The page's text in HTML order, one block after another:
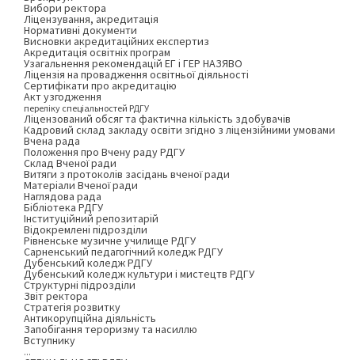
Вибори ректора
Ліцензування, акредитація
Нормативні документи
Висновки акредитаційних експертиз
Акредитація освітніх програм
Узагальнення рекомендацій ЕГ і ГЕР НАЗЯВО
Ліцензія на провадження освітньої діяльності
Сертифікати про акредитацію
Акт узгодження
переліку спеціальностей РДГУ
Ліцензований обсяг та фактична кількість здобувачів
Кадровий склад закладу освіти згідно з ліцензійними умовами
Вчена рада
Положення про Вчену раду РДГУ
Склад Вченої ради
Витяги з протоколів засідань вченої ради
Матеріали Вченої ради
Наглядова рада
Бібліотека РДГУ
Інституційний репозитарій
Відокремлені підрозділи
Рівненське музичне училище РДГУ
Сарненський педагогічний коледж РДГУ
Дубенський коледж РДГУ
Дубенський коледж культури і мистецтв РДГУ
Структурні підрозділи
Звіт ректора
Стратегія розвитку
Антикорупційна діяльність
Запобігання тероризму та насиллю
Вступнику
...